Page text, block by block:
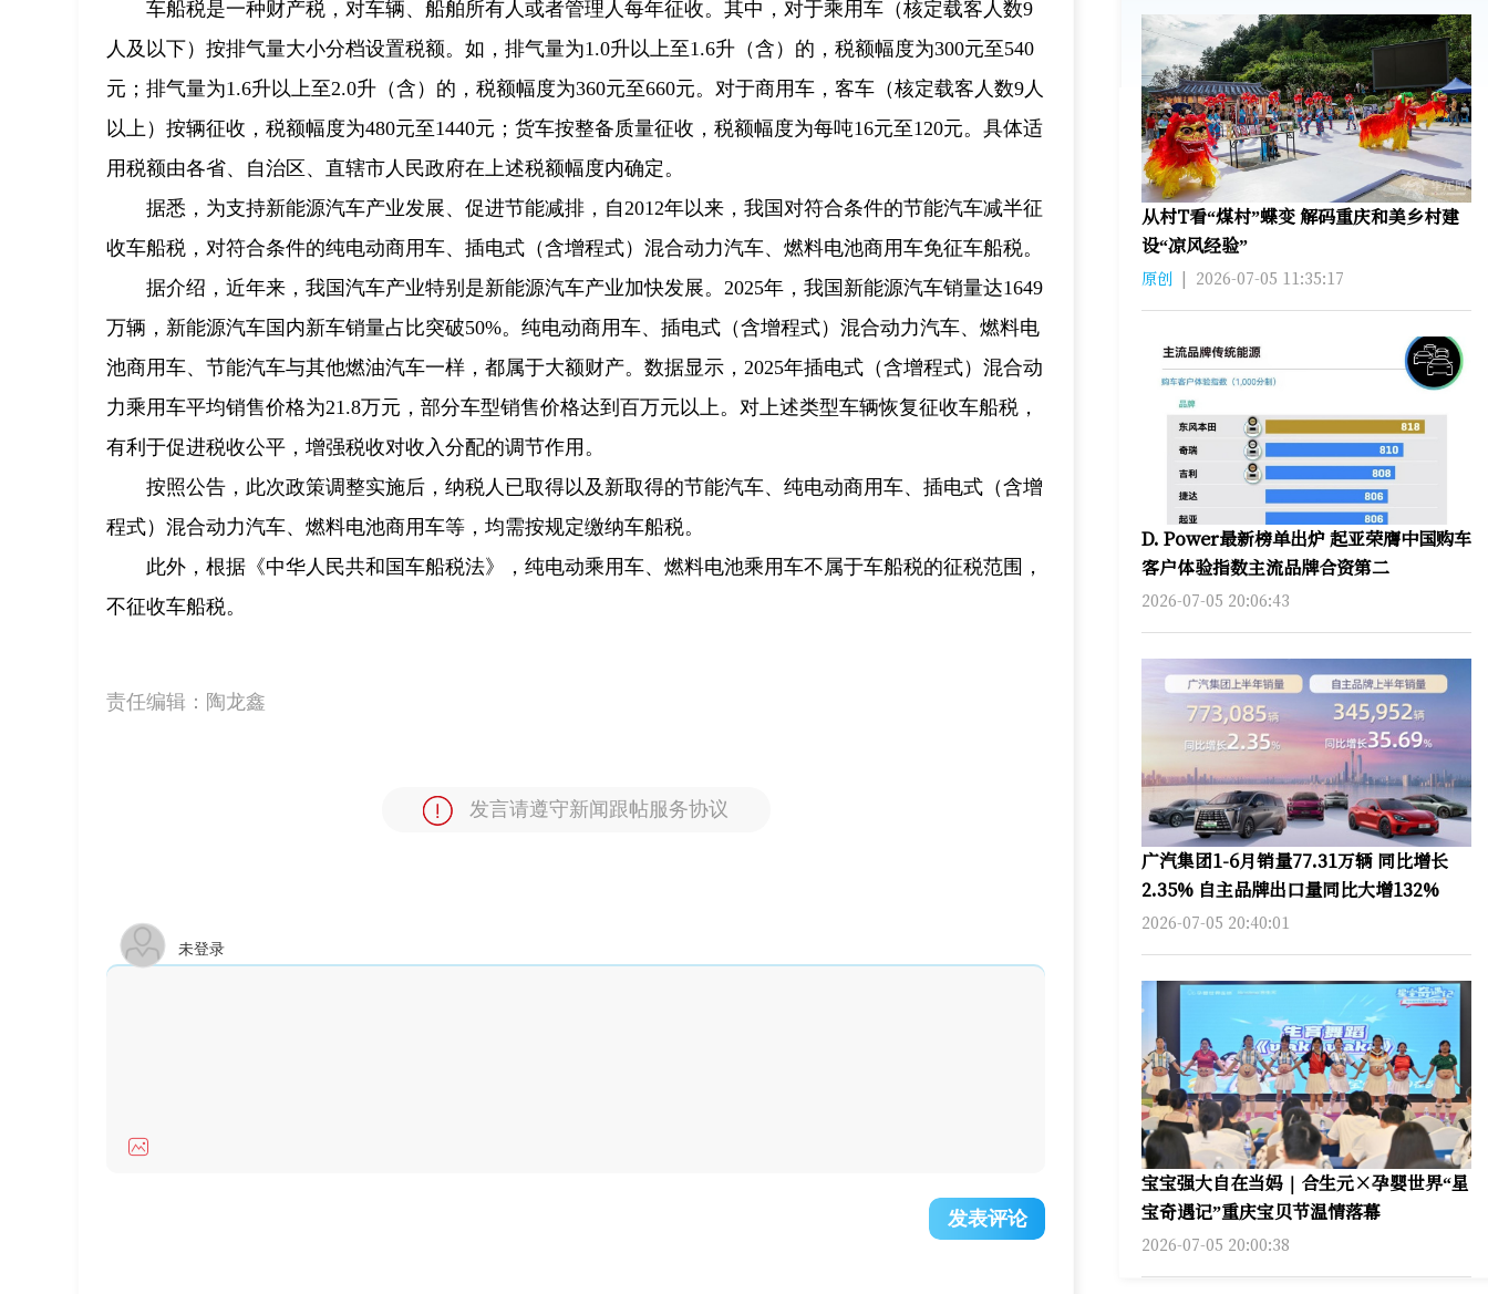
车船税是一种财产税，对车辆、船舶所有人或者管理人每年征收。其中，对于乘用车（核定载客人数9
人及以下）按排气量大小分档设置税额。如，排气量为1.0升以上至1.6升（含）的，税额幅度为300元至540
元；排气量为1.6升以上至2.0升（含）的，税额幅度为360元至660元。对于商用车，客车（核定载客人数9人
以上）按辆征收，税额幅度为480元至1440元；货车按整备质量征收，税额幅度为每吨16元至120元。具体适
用税额由各省、自治区、直辖市人民政府在上述税额幅度内确定。
据悉，为支持新能源汽车产业发展、促进节能减排，自2012年以来，我国对符合条件的节能汽车减半征
收车船税，对符合条件的纯电动商用车、插电式（含增程式）混合动力汽车、燃料电池商用车免征车船税。
据介绍，近年来，我国汽车产业特别是新能源汽车产业加快发展。2025年，我国新能源汽车销量达1649
万辆，新能源汽车国内新车销量占比突破50%。纯电动商用车、插电式（含增程式）混合动力汽车、燃料电
池商用车、节能汽车与其他燃油汽车一样，都属于大额财产。数据显示，2025年插电式（含增程式）混合动
力乘用车平均销售价格为21.8万元，部分车型销售价格达到百万元以上。对上述类型车辆恢复征收车船税，
有利于促进税收公平，增强税收对收入分配的调节作用。
按照公告，此次政策调整实施后，纳税人已取得以及新取得的节能汽车、纯电动商用车、插电式（含增
程式）混合动力汽车、燃料电池商用车等，均需按规定缴纳车船税。
此外，根据《中华人民共和国车船税法》，纯电动乘用车、燃料电池乘用车不属于车船税的征税范围，
不征收车船税。
责任编辑： 陶龙鑫
发言请遵守新闻跟帖服务协议
未登录
发表评论
从村T看“煤村”蝶变 解码重庆和美乡村建
设“凉风经验”
原创 | 2026-07-05 11:35:17
D. Power最新榜单出炉 起亚荣膺中国购车
客户体验指数主流品牌合资第二
2026-07-05 20:06:43
广汽集团1-6月销量77.31万辆 同比增长
2.35% 自主品牌出口量同比大增132%
2026-07-05 20:40:01
宝宝强大自在当妈｜合生元×孕婴世界“星
宝奇遇记”重庆宝贝节温情落幕
2026-07-05 20:00:38